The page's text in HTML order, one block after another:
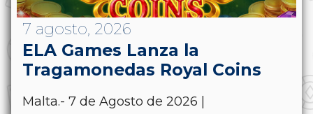
7 agosto, 2026
ELA Games Lanza la
Tragamonedas Royal Coins
Malta.- 7 de Agosto de 2026 |